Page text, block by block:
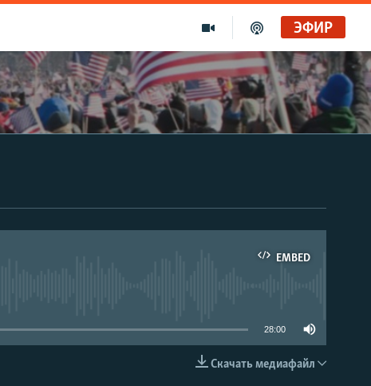
ЭФИР
EMBED
EMBED
28:00
Скачать медиафайл